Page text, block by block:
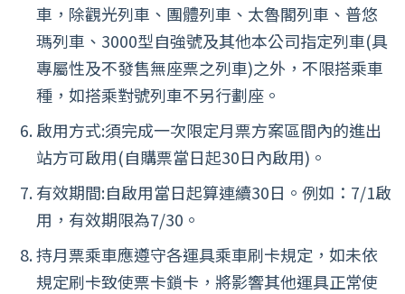
車，除觀光列車、團體列車、太魯閣列車、普悠
瑪列車、3000型自強號及其他本公司指定列車(具
專屬性及不發售無座票之列車)之外，不限搭乘車
種，如搭乘對號列車不另行劃座。
啟用方式:須完成一次限定月票方案區間內的進出
站方可啟用(自購票當日起30日內啟用)。
有效期間:自啟用當日起算連續30日。例如：7/1啟
用，有效期限為7/30。
持月票乘車應遵守各運具乘車刷卡規定，如未依
規定刷卡致使票卡鎖卡，將影響其他運具正常使